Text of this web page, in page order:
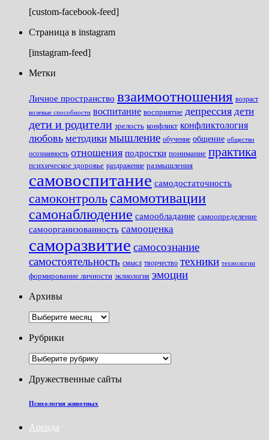
[custom-facebook-feed]
Страница в instagram
[instagram-feed]
Метки
Личное пространство взаимоотношения возраст
волевые способности воспитание восприятие депрессия дети
дети и родители зрелость конфликт конфликтология
любовь методики мышление обучение общение общество
осознанность отношения подростки понимание практика
психическое здоровье раздражение размышления
самовоспитание самодостаточность
самоконтроль самомотивации
самонаблюдение самообладание самоопределение
самоорганизованность самооценка
саморазвитие самосознание
самостоятельность смысл творчество техники технологии
формирование личности эклиология эмоции
Архивы
Архивы
Рубрики
Рубрики
Дружественные сайты
Психология животных
Аренда